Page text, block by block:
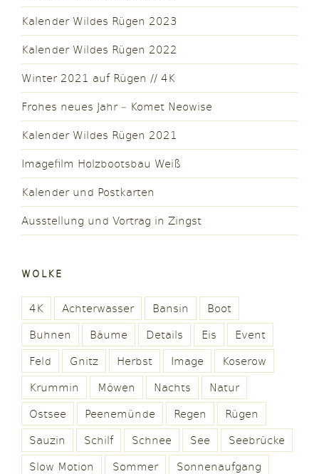
Kalender Wildes Rügen 2023
Kalender Wildes Rügen 2022
Winter 2021 auf Rügen // 4K
Frohes neues Jahr – Komet Neowise
Kalender Wildes Rügen 2021
Imagefilm Holzbootsbau Weiß
Kalender und Postkarten
Ausstellung und Vortrag in Zingst
WOLKE
4K Achterwasser Bansin
Boot
Buhnen
Bäume Details Eis
Event
Feld
Gnitz Herbst Image
Koserow
Krummin
Möwen Nachts
Natur
Ostsee
Peenemünde Regen
Rügen
Sauzin
Schilf Schnee See
Seebrücke
Slow Motion
Sommer
Sonnenaufgang